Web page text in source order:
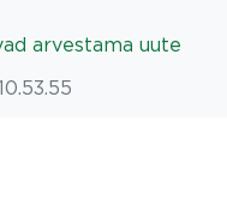
arvestama uute